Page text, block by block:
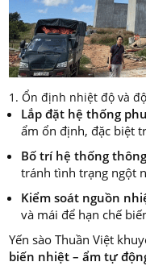
1. Ổn định nhiệt độ và
Lắp đặt hệ thống
ẩm ổn định, đặc biệt
Bố trí hệ thống
tránh tình trạng ngột
Kiểm soát nguồn
và mái để hạn chế
Yến sào Thuần Việt
biến nhiệt – ẩm tự